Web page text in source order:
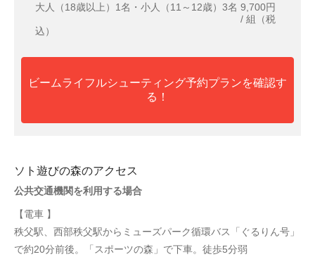
大人（18歳以上）1名・小人（11～12歳）3名 9,700円
/ 組（税
込）
ビームライフルシューティング予約プランを確認す
る！
ソト遊びの森のアクセス
公共交通機関を利用する場合
【電車 】
秩父駅、西部秩父駅からミューズパーク循環バス「ぐるりん号」
で約20分前後。「スポーツの森」で下車。徒歩5分弱